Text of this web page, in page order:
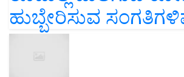
ಹುಬ್ಬೇರಿಸುವ